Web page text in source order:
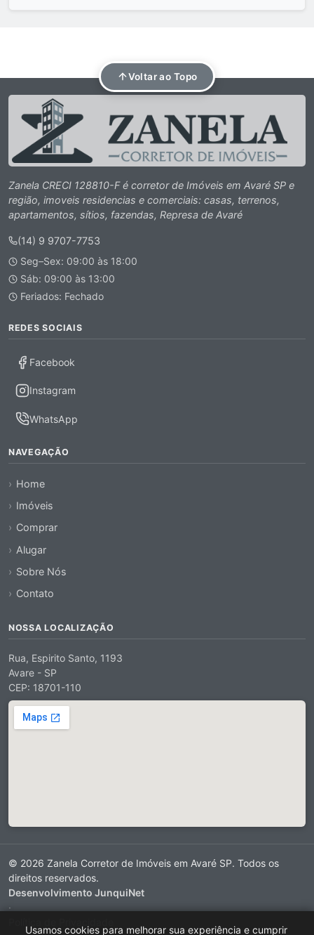
Voltar ao Topo
Zanela CRECI 128810-F é corretor de Imóveis em Avaré SP e
região, imoveis residencias e comerciais: casas, terrenos,
apartamentos, sítios, fazendas, Represa de Avaré
(14) 9 9707-7753
Seg–Sex: 09:00 às 18:00
Sáb: 09:00 às 13:00
Feriados: Fechado
REDES SOCIAIS
Facebook
Instagram
WhatsApp
NAVEGAÇÃO
Home
Imóveis
Comprar
Alugar
Sobre Nós
Contato
NOSSA LOCALIZAÇÃO
Rua, Espirito Santo, 1193
Avare - SP
CEP: 18701-110
© 2026 Zanela Corretor de Imóveis em Avaré SP. Todos os
direitos reservados.
Desenvolvimento JunquiNet
·
Usamos cookies para melhorar sua experiência e cumprir